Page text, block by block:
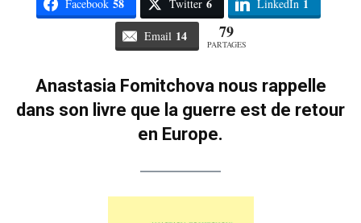
Facebook 58 Twitter 6 LinkedIn 1
Email 14 79
PARTAGES
Anastasia Fomitchova nous rappelle
dans son livre que la guerre est de retour
en Europe.